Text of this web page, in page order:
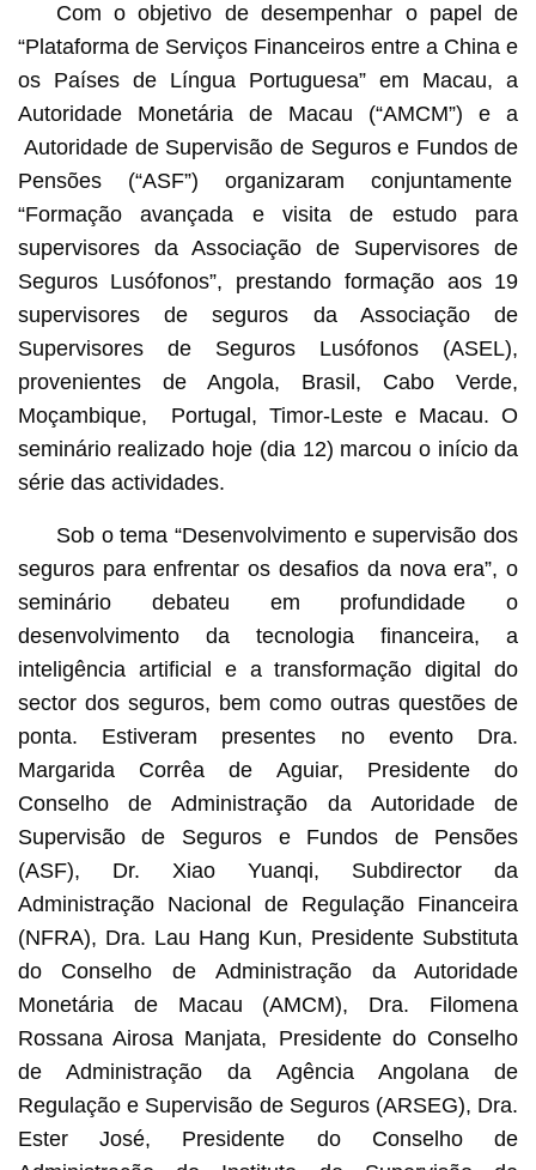
Com o objetivo de desempenhar o papel de
“Plataforma de Serviços Financeiros entre a China e
os Países de Língua Portuguesa” em Macau, a
Autoridade Monetária de Macau (“AMCM”) e a
Autoridade de Supervisão de Seguros e Fundos de
Pensões (“ASF”) organizaram conjuntamente
“Formação avançada e visita de estudo para
supervisores da Associação de Supervisores de
Seguros Lusófonos”, prestando formação aos 19
supervisores de seguros da Associação de
Supervisores de Seguros Lusófonos (ASEL),
provenientes de Angola, Brasil, Cabo Verde,
Moçambique, Portugal, Timor-Leste e Macau. O
seminário realizado hoje (dia 12) marcou o início da
série das actividades.
Sob o tema “Desenvolvimento e supervisão dos
seguros para enfrentar os desafios da nova era”, o
seminário debateu em profundidade o
desenvolvimento da tecnologia financeira, a
inteligência artificial e a transformação digital do
sector dos seguros, bem como outras questões de
ponta. Estiveram presentes no evento Dra.
Margarida Corrêa de Aguiar, Presidente do
Conselho de Administração da Autoridade de
Supervisão de Seguros e Fundos de Pensões
(ASF), Dr. Xiao Yuanqi, Subdirector da
Administração Nacional de Regulação Financeira
(NFRA), Dra. Lau Hang Kun, Presidente Substituta
do Conselho de Administração da Autoridade
Monetária de Macau (AMCM), Dra. Filomena
Rossana Airosa Manjata, Presidente do Conselho
de Administração da Agência Angolana de
Regulação e Supervisão de Seguros (ARSEG), Dra.
Ester José, Presidente do Conselho de